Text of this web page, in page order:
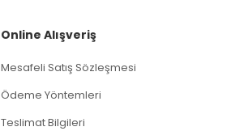
Online Alışveriş
Mesafeli Satış Sözleşmesi
Ödeme Yöntemleri
Teslimat Bilgileri